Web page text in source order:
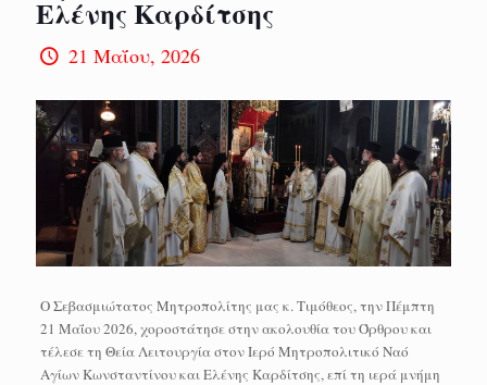
Ελένης Καρδίτσης
21 Μαΐου, 2026
Ο Σεβασμιώτατος Μητροπολίτης μας κ. Τιμόθεος, την Πέμπτη
21 Μαΐου 2026, χοροστάτησε στην ακολουθία του Όρθρου και
τέλεσε τη Θεία Λειτουργία στον Ιερό Μητροπολιτικό Ναό
Αγίων Κωνσταντίνου και Ελένης Καρδίτσης, επί τη ιερά μνήμη